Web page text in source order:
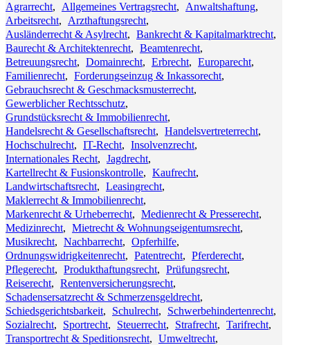
Agrarrecht, Allgemeines Vertragsrecht, Anwaltshaftung,
Arbeitsrecht, Arzthaftungsrecht,
Ausländerrecht & Asylrecht, Bankrecht & Kapitalmarktrecht,
Baurecht & Architektenrecht, Beamtenrecht,
Betreuungsrecht, Domainrecht, Erbrecht, Europarecht,
Familienrecht, Forderungseinzug & Inkassorecht,
Gebrauchsrecht & Geschmacksmusterrecht,
Gewerblicher Rechtsschutz,
Grundstücksrecht & Immobilienrecht,
Handelsrecht & Gesellschaftsrecht, Handelsvertreterrecht,
Hochschulrecht, IT-Recht, Insolvenzrecht,
Internationales Recht, Jagdrecht,
Kartellrecht & Fusionskontrolle, Kaufrecht,
Landwirtschaftsrecht, Leasingrecht,
Maklerrecht & Immobilienrecht,
Markenrecht & Urheberrecht, Medienrecht & Presserecht,
Medizinrecht, Mietrecht & Wohnungseigentumsrecht,
Musikrecht, Nachbarrecht, Opferhilfe,
Ordnungswidrigkeitenrecht, Patentrecht, Pferderecht,
Pflegerecht, Produkthaftungsrecht, Prüfungsrecht,
Reiserecht, Rentenversicherungsrecht,
Schadensersatzrecht & Schmerzensgeldrecht,
Schiedsgerichtsbarkeit, Schulrecht, Schwerbehindertenrecht,
Sozialrecht, Sportrecht, Steuerrecht, Strafrecht, Tarifrecht,
Transportrecht & Speditionsrecht, Umweltrecht,